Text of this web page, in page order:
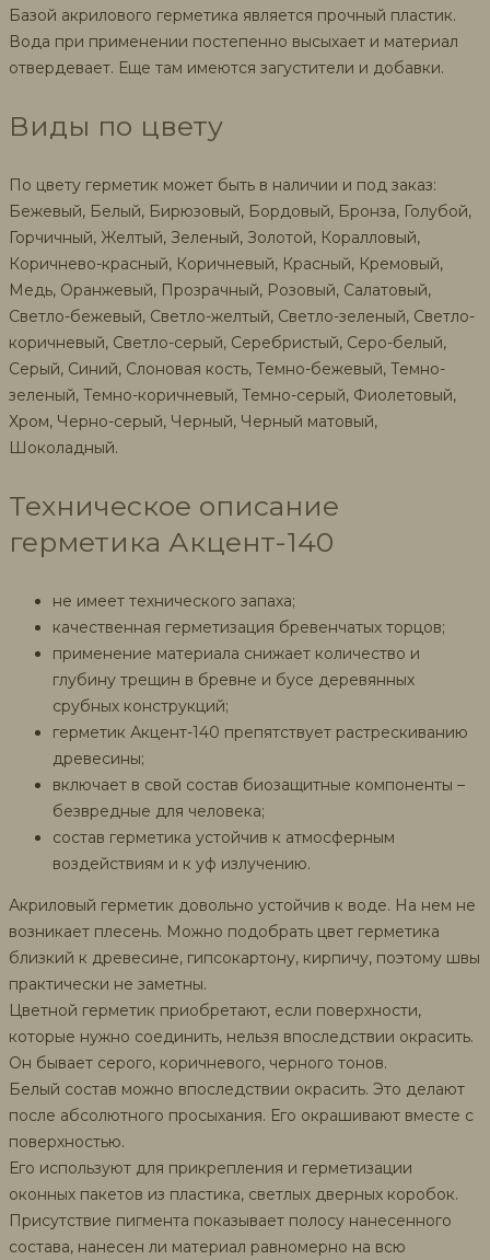
Базой акрилового герметика является прочный пластик.
Вода при применении постепенно высыхает и материал
отвердевает. Еще там имеются загустители и добавки.
Виды по цвету
По цвету герметик может быть в наличии и под заказ:
Бежевый, Белый, Бирюзовый, Бордовый, Бронза, Голубой,
Горчичный, Желтый, Зеленый, Золотой, Коралловый,
Коричнево-красный, Коричневый, Красный, Кремовый,
Медь, Оранжевый, Прозрачный, Розовый, Салатовый,
Светло-бежевый, Светло-желтый, Светло-зеленый, Светло-
коричневый, Светло-серый, Серебристый, Серо-белый,
Серый, Синий, Слоновая кость, Темно-бежевый, Темно-
зеленый, Темно-коричневый, Темно-серый, Фиолетовый,
Хром, Черно-серый, Черный, Черный матовый,
Шоколадный.
Техническое описание
герметика Акцент-140
не имеет технического запаха;
качественная герметизация бревенчатых торцов;
применение материала снижает количество и
глубину трещин в бревне и бусе деревянных
срубных конструкций;
герметик Акцент-140 препятствует растрескиванию
древесины;
включает в свой состав биозащитные компоненты –
безвредные для человека;
состав герметика устойчив к атмосферным
воздействиям и к уф излучению.
Акриловый герметик довольно устойчив к воде. На нем не
возникает плесень. Можно подобрать цвет герметика
близкий к древесине, гипсокартону, кирпичу, поэтому швы
практически не заметны.
Цветной герметик приобретают, если поверхности,
которые нужно соединить, нельзя впоследствии окрасить.
Он бывает серого, коричневого, черного тонов.
Белый состав можно впоследствии окрасить. Это делают
после абсолютного просыхания. Его окрашивают вместе с
поверхностью.
Его используют для прикрепления и герметизации
оконных пакетов из пластика, светлых дверных коробок.
Присутствие пигмента показывает полосу нанесенного
состава, нанесен ли материал равномерно на всю